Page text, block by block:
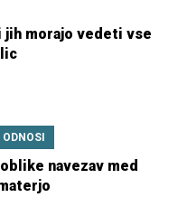
jih morajo vedeti vse
navezav med